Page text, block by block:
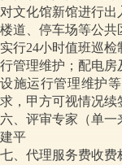
对文化馆新馆进行
楼道、停车场等公共
实行24小时值班巡
行管理维护；配电房
设施运行管理维护
求，甲方可视情况续
六、评审专家（单
建平
七、代理服务费收